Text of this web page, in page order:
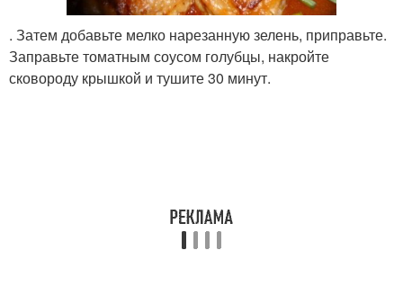
. Затем добавьте мелко нарезанную зелень, приправьте.
Заправьте томатным соусом голубцы, накройте
сковороду крышкой и тушите 30 минут.